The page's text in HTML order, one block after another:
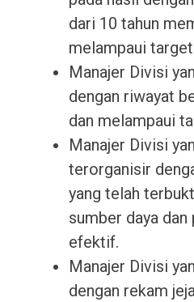
dari 10 tahun
melampaui
Manajer Divisi
dengan riwayat
dan melampaui
Manajer Divisi
terorganisir
yang telah
sumber daya
efektif.
Manajer Divisi
dengan rekam